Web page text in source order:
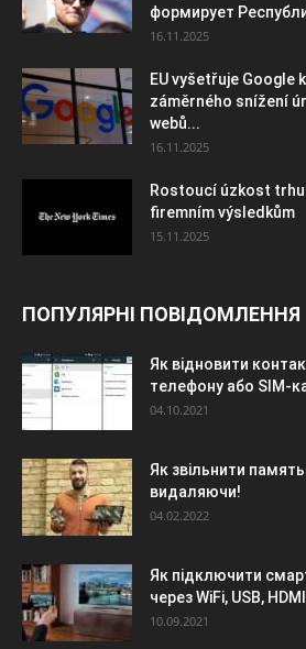
формирует
16.11.2025
EU vyšetřuje Google
záměrného snížení
webů...
16.11.2025
Rostoucí úzkost
firemním výsledkům
15.11.2025
ПОПУЛЯРНІ ПОВІДОМЛЕННЯ
Як відновити
телефону або SIM-
04.10.2021
Як звільнити
видаляючи!
04.02.2022
Як підключити
через WiFi, USB, HDMI
10.09.2021